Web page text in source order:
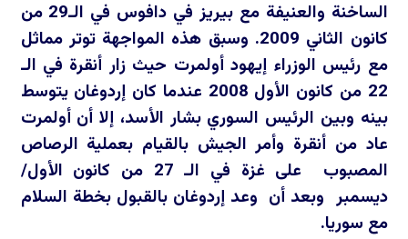
الساخنة والعنيفة مع بيريز في دافوس في الـ29 من
كانون الثاني 2009. وسبق هذه المواجهة توتر مماثل
مع رئيس الوزراء إيهود أولمرت حيث زار أنقرة في الـ
22 من كانون الأول 2008 عندما كان إردوغان يتوسط
بينه وبين الرئيس السوري بشار الأسد، إلا أن أولمرت
عاد من أنقرة وأمر الجيش بالقيام بعملية الرصاص
المصبوب على غزة في الـ 27 من كانون الأول/
ديسمبر وبعد أن وعد إردوغان بالقبول بخطة السلام
مع سوريا.